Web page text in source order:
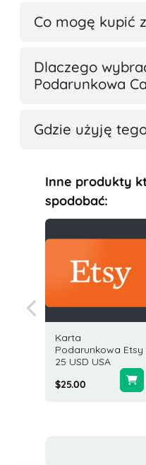
Co mogę kupić
Dlaczego
Podarunkowa
Gdzie użyję
Inne produkty
spodobać:
Karta
Podarunkowa Etsy
25 USD USA
$25.00